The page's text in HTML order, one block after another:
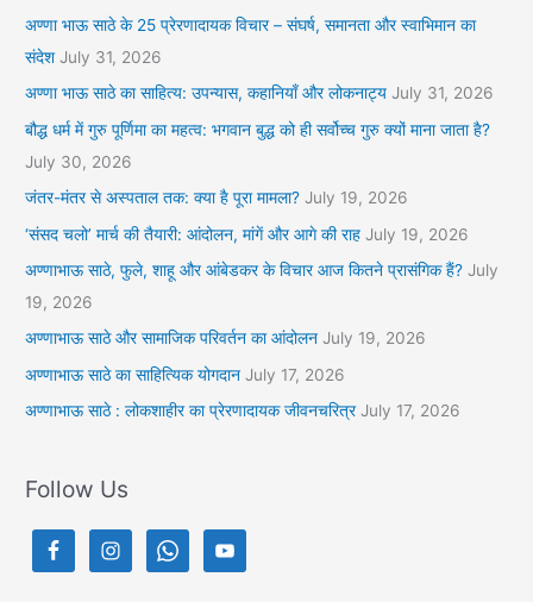
अण्णा भाऊ साठे के 25 प्रेरणादायक विचार – संघर्ष, समानता और स्वाभिमान का
संदेश July 31, 2026
अण्णा भाऊ साठे का साहित्य: उपन्यास, कहानियाँ और लोकनाट्य July 31, 2026
बौद्ध धर्म में गुरु पूर्णिमा का महत्व: भगवान बुद्ध को ही सर्वोच्च गुरु क्यों माना जाता है?
July 30, 2026
जंतर-मंतर से अस्पताल तक: क्या है पूरा मामला? July 19, 2026
‘संसद चलो’ मार्च की तैयारी: आंदोलन, मांगें और आगे की राह July 19, 2026
अण्णाभाऊ साठे, फुले, शाहू और आंबेडकर के विचार आज कितने प्रासंगिक हैं? July
19, 2026
अण्णाभाऊ साठे और सामाजिक परिवर्तन का आंदोलन July 19, 2026
अण्णाभाऊ साठे का साहित्यिक योगदान July 17, 2026
अण्णाभाऊ साठे : लोकशाहीर का प्रेरणादायक जीवनचरित्र July 17, 2026
Follow Us